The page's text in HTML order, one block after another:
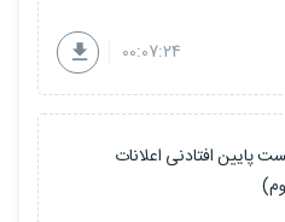
00:07:24
افتادنی اعلانات